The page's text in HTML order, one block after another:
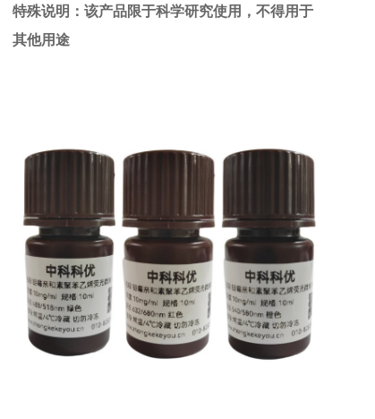
特殊说明： 该产品限于科学研究使用，不得用于
其他用途